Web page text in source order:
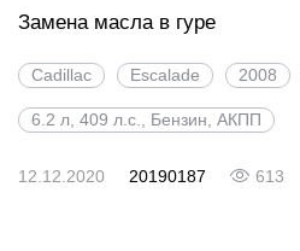
Замена масла в гуре
Cadillac Escalade 2008
6.2 л, 409 л.с., Бензин, АКПП
12.12.2020 20190187 613